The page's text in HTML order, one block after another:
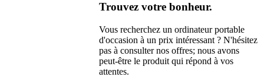
Trouvez votre bonheur.
Vous recherchez un ordinateur portable
d'occasion à un prix intéressant ? N'hésitez
pas à consulter nos offres; nous avons
peut-être le produit qui répond à vos
attentes.